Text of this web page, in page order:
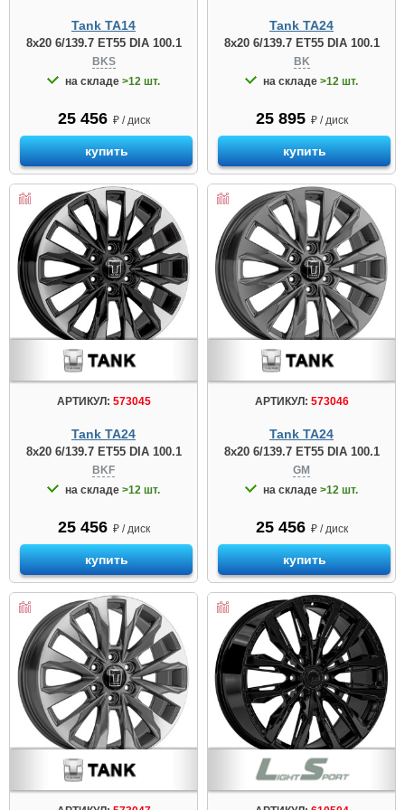
Tank TA14
8x20 6/139.7 ET55 DIA 100.1
BKS
на складе >12 шт.
25 456 ₽ / диск
купить
Tank TA24
8x20 6/139.7 ET55 DIA 100.1
BK
на складе >12 шт.
25 895 ₽ / диск
купить
АРТИКУЛ: 573045
Tank TA24
8x20 6/139.7 ET55 DIA 100.1
BKF
на складе >12 шт.
25 456 ₽ / диск
купить
АРТИКУЛ: 573046
Tank TA24
8x20 6/139.7 ET55 DIA 100.1
GM
на складе >12 шт.
25 456 ₽ / диск
купить